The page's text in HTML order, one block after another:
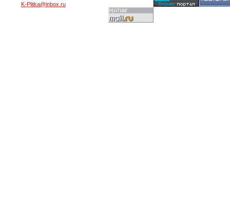
K-Plitka@inbox.ru